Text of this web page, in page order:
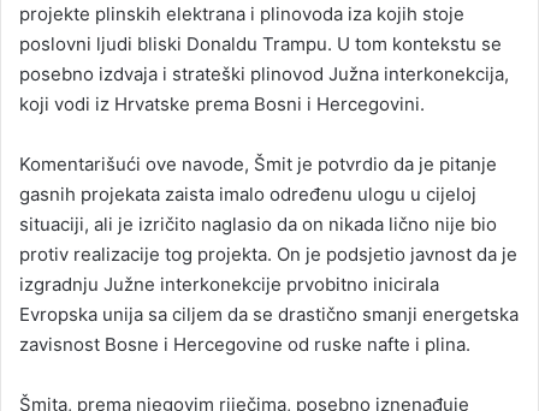
projekte plinskih elektrana i plinovoda iza kojih stoje
poslovni ljudi bliski Donaldu Trampu. U tom kontekstu se
posebno izdvaja i strateški plinovod Južna interkonekcija,
koji vodi iz Hrvatske prema Bosni i Hercegovini.
Komentarišući ove navode, Šmit je potvrdio da je pitanje
gasnih projekata zaista imalo određenu ulogu u cijeloj
situaciji, ali je izričito naglasio da on nikada lično nije bio
protiv realizacije tog projekta. On je podsjetio javnost da je
izgradnju Južne interkonekcije prvobitno inicirala
Evropska unija sa ciljem da se drastično smanji energetska
zavisnost Bosne i Hercegovine od ruske nafte i plina.
Šmita, prema njegovim riječima, posebno iznenađuje